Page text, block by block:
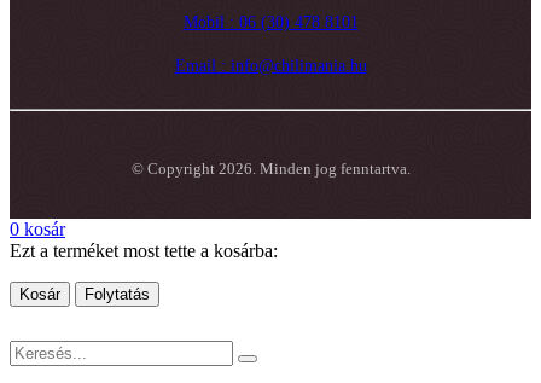
Mobil : 06 (30) 478 8101
Email : info@chilimania.hu
© Copyright 2026. Minden jog fenntartva.
0 kosár
Ezt a terméket most tette a kosárba:
Kosár Folytatás